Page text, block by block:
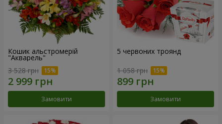
Кошик альстромерій
"Акварель"
3 528 грн
Замовити
5 червоних троянд
1 058 грн
Замовити